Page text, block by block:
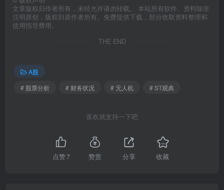
文章版权归作者所有，未经允许请勿转载。 本站所有软件、资料除非
注明原创，版权归原作者所有。免费提供下载，部分收取资料整理和
使用指导费用。
THE END
A股
# 股票分析
# 财务状况 # 无人机 # ST观典
喜欢就支持一下吧
点赞7 赞赏 分享 收藏